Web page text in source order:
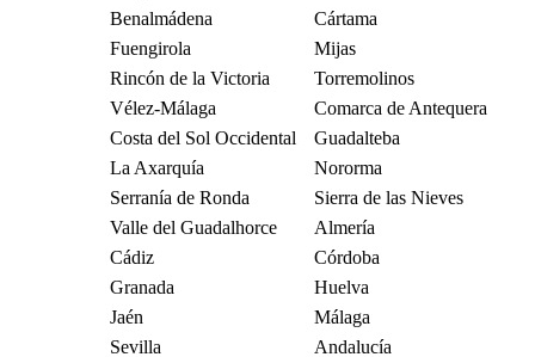
Benalmádena
Cártama
Fuengirola
Mijas
Rincón de la Victoria
Torremolinos
Vélez-Málaga
Comarca de Antequera
Costa del Sol Occidental
Guadalteba
La Axarquía
Nororma
Serranía de Ronda
Sierra de las Nieves
Valle del Guadalhorce
Almería
Cádiz
Córdoba
Granada
Huelva
Jaén
Málaga
Sevilla
Andalucía